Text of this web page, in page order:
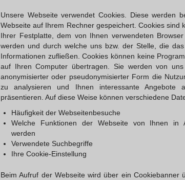
Unsere Webseite verwendet Cookies. Diese werden
Webseite auf Ihrem Rechner gespeichert. Cookies sind
Ihrer Festplatte, dem von Ihnen verwendeten
werden und durch welche uns bzw. der Stelle, die
Informationen zufließen. Cookies können keine
auf Ihren Computer übertragen. Sie werden von
anonymisierter oder pseudonymisierter Form die
zu analysieren und Ihnen interessante Angebote
präsentieren. Auf diese Weise können verschiedene
Häufigkeit der Webseitenbesuche
Welche Funktionen der Webseite von Ihnen in
werden
Verwendete Suchbegriffe
Ihre Cookie-Einstellung
Beim Aufruf der Webseite wird über ein Cookiebanner